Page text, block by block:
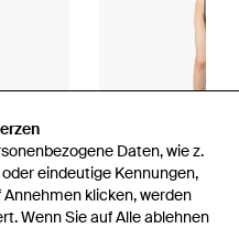
Daten, wie z.
eindeutige Kennungen,
klicken, werden
Wenn Sie auf Alle ablehnen